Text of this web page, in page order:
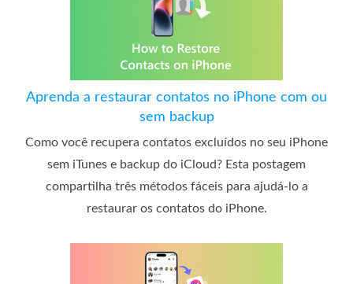
Aprenda a restaurar contatos no iPhone com ou
sem backup
Como você recupera contatos excluídos no seu iPhone
sem iTunes e backup do iCloud? Esta postagem
compartilha três métodos fáceis para ajudá-lo a
restaurar os contatos do iPhone.